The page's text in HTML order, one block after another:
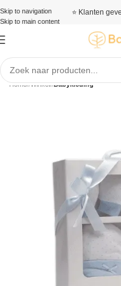
Skip to navigation
Skip to main content
⭐ Klanten
Home/ Winkel/ Babykleding